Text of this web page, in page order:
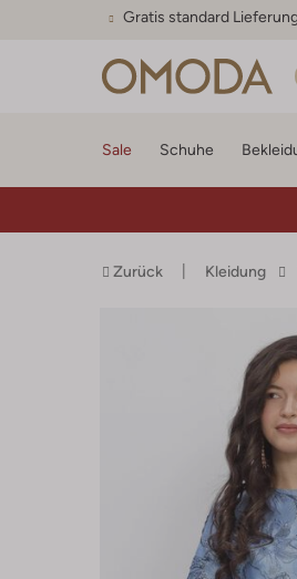
Gratis standard
Sale Schuhe
Zurück Kleidung